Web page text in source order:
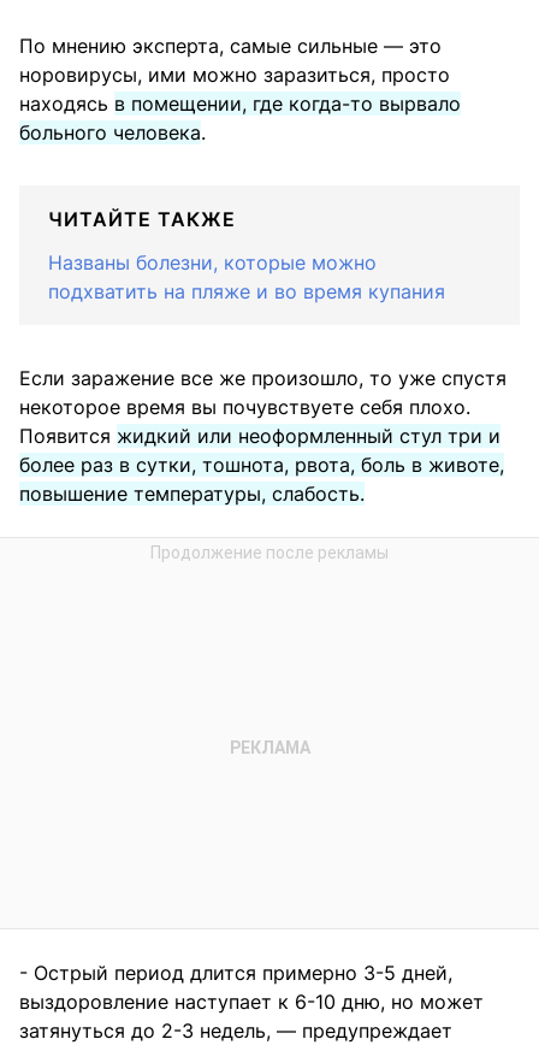
По мнению эксперта, самые сильные — это
норовирусы, ими можно заразиться, просто
находясь в помещении, где когда-то вырвало
больного человека.
ЧИТАЙТЕ ТАКЖЕ
Названы болезни, которые можно
подхватить на пляже и во время купания
Если заражение все же произошло, то уже спустя
некоторое время вы почувствуете себя плохо.
Появится жидкий или неоформленный стул три и
более раз в сутки, тошнота, рвота, боль в животе,
повышение температуры, слабость.
- Острый период длится примерно 3-5 дней,
выздоровление наступает к 6-10 дню, но может
затянуться до 2-3 недель, — предупреждает